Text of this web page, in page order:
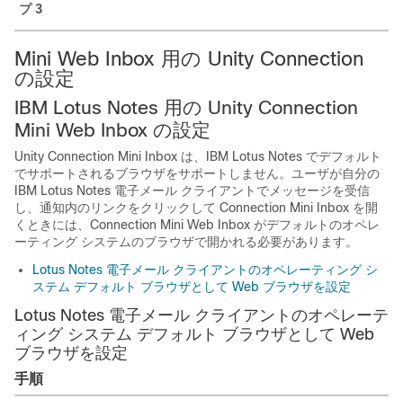
プ 3
Mini Web Inbox 用の Unity Connection
の設定
IBM Lotus Notes 用の Unity Connection
Mini Web Inbox の設定
Unity Connection Mini Inbox は、IBM Lotus Notes でデフォルト
でサポートされるブラウザをサポートしません。ユーザが自分の
IBM Lotus Notes 電子メール クライアントでメッセージを受信
し、通知内のリンクをクリックして Connection Mini Inbox を開
くときには、Connection Mini Web Inbox がデフォルトのオペレ
ーティング システムのブラウザで開かれる必要があります。
Lotus Notes 電子メール クライアントのオペレーティング シ
ステム デフォルト ブラウザとして Web ブラウザを設定
Lotus Notes 電子メール クライアントのオペレーテ
ィング システム デフォルト ブラウザとして Web
ブラウザを設定
手順